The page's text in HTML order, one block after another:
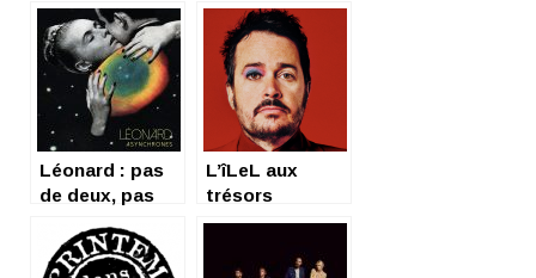
Léonard : pas
de deux, pas
L’îLeL aux
trésors
d’Hildebrandt